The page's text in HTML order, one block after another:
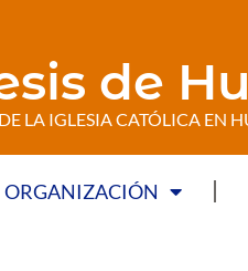
de
LA IGLESIA CATÓLICA EN
ORGANIZACIÓN